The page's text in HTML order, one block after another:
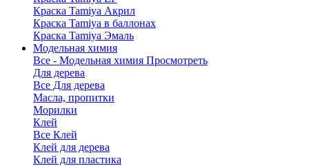
Краска Tamiya Акрил
Краска Tamiya в баллонах
Краска Tamiya Эмаль
Модельная химия
Все - Модельная химия Просмотреть
Для дерева
Все Для дерева
Масла, пропитки
Морилки
Клей
Все Клей
Клей для дерева
Клей для пластика